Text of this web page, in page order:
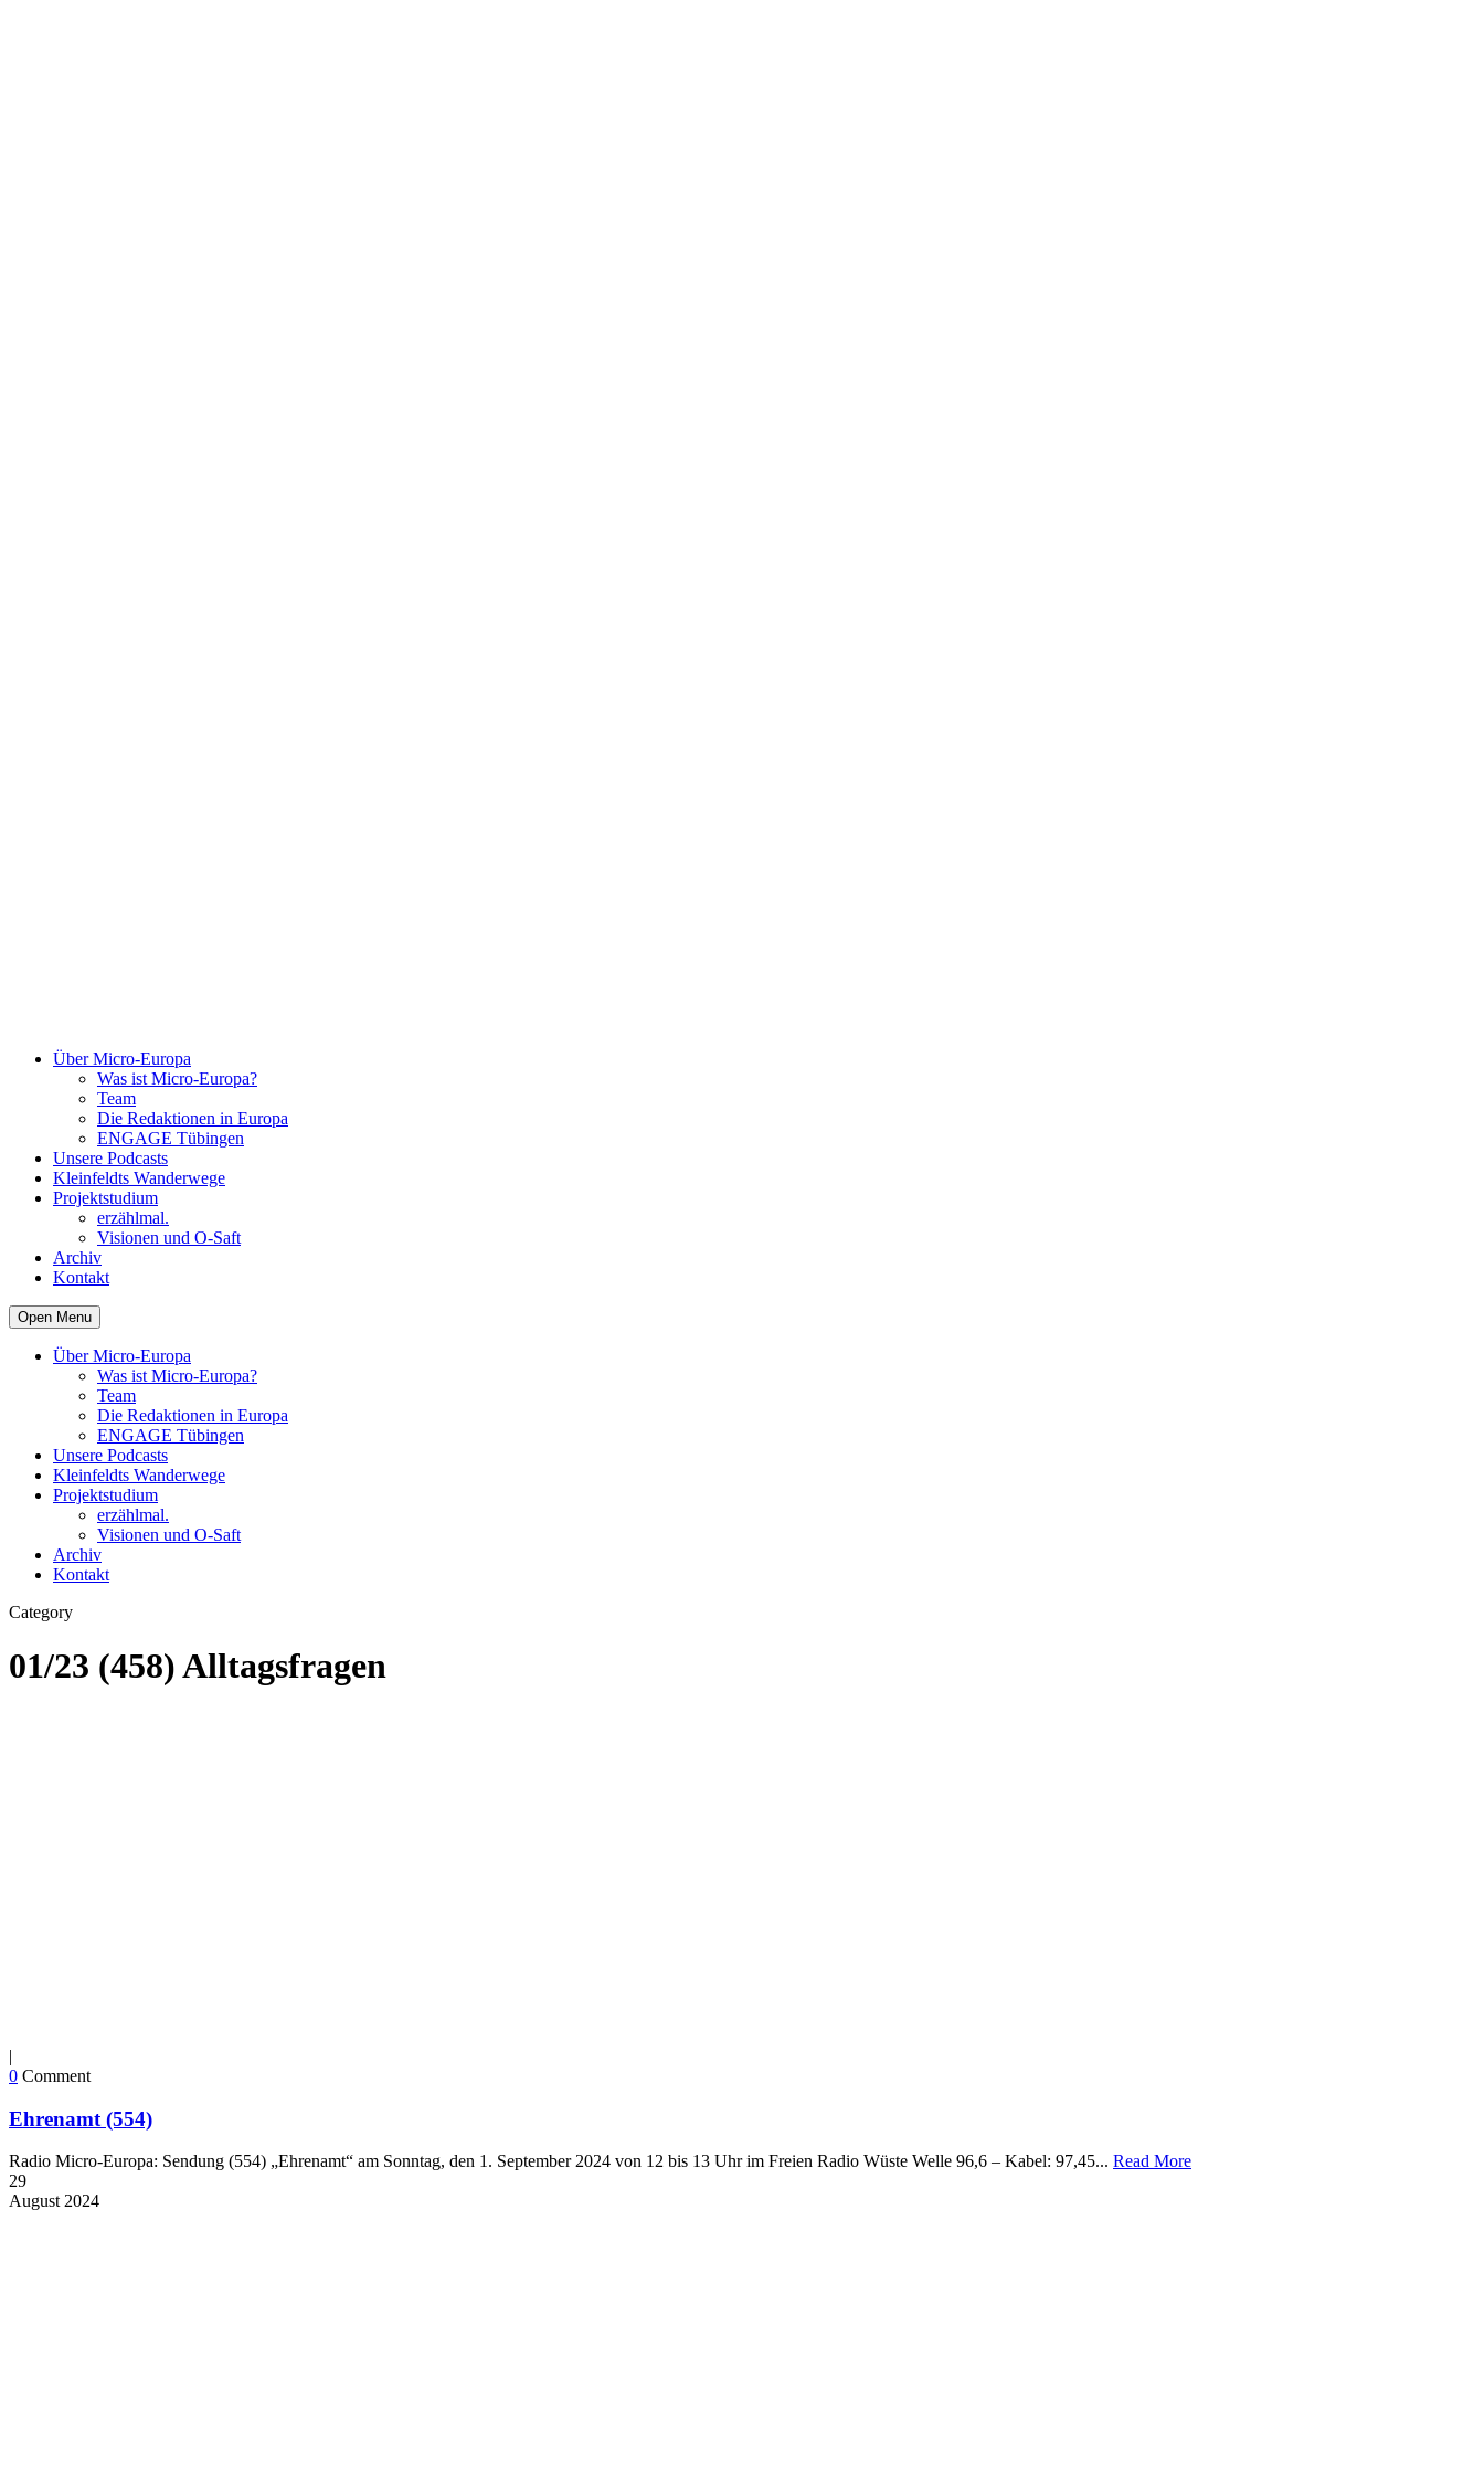
Über Micro-Europa
Was ist Micro-Europa?
Team
Die Redaktionen in Europa
ENGAGE Tübingen
Unsere Podcasts
Kleinfeldts Wanderwege
Projektstudium
erzählmal.
Visionen und O-Saft
Archiv
Kontakt
Open Menu
Über Micro-Europa
Was ist Micro-Europa?
Team
Die Redaktionen in Europa
ENGAGE Tübingen
Unsere Podcasts
Kleinfeldts Wanderwege
Projektstudium
erzählmal.
Visionen und O-Saft
Archiv
Kontakt
Category
01/23 (458) Alltagsfragen
|
0 Comment
Ehrenamt (554)
Radio Micro-Europa: Sendung (554) „Ehrenamt“ am Sonntag, den 1. September 2024 von 12 bis 13 Uhr im Freien Radio Wüste Welle 96,6 – Kabel: 97,45... Read More
29
August 2024